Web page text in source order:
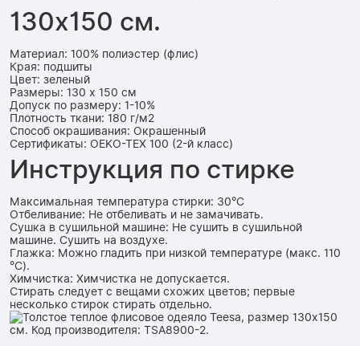
130x150 см.
Материал: 100% полиэстер (флис)
Края: подшиты
Цвет: зеленый
Размеры: 130 x 150 см
Допуск по размеру: 1-10%
Плотность ткани: 180 г/м2
Способ окрашивания: Окрашенный
Сертификаты: OEKO-TEX 100 (2-й класс)
Инструкция по стирке
Максимальная температура стирки: 30°C
Отбеливание: Не отбеливать и не замачивать.
Сушка в сушильной машине: Не сушить в сушильной
машине. Сушить на воздухе.
Глажка: Можно гладить при низкой температуре (макс. 110
°C).
Химчистка: Химчистка не допускается.
Стирать следует с вещами схожих цветов; первые
несколько стирок стирать отдельно.